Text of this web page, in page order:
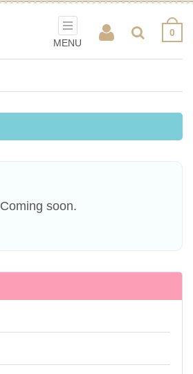
0
MENU
Coming soon.